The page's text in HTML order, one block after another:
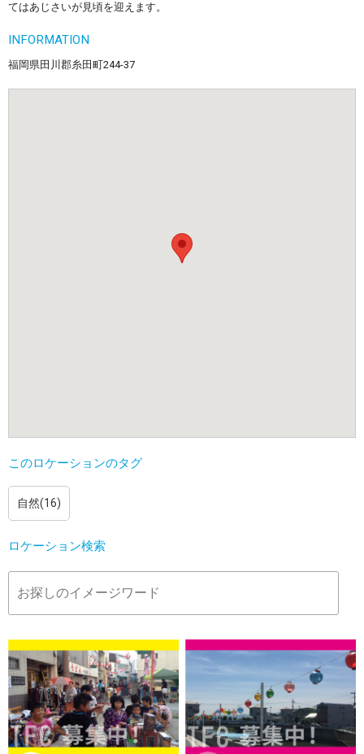
てはあじさいが見頃を迎えます。
INFORMATION
福岡県田川郡糸田町244-37
このロケーションのタグ
自然(16)
ロケーション検索